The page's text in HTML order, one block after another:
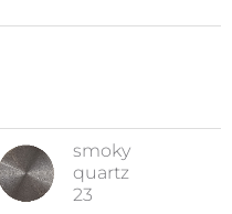
smoky
quartz
23